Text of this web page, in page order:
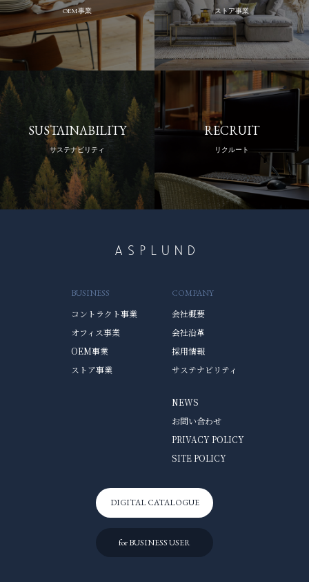
OEM事業 ストア事業
SUSTAINABILITY
サステナビリティ
RECRUIT
リクルート
BUSINESS
コントラクト事業
オフィス事業
OEM事業
ストア事業
COMPANY
会社概要
会社沿革
採用情報
サステナビリティ
NEWS
お問い合わせ
PRIVACY POLICY
SITE POLICY
DIGITAL CATALOGUE
for BUSINESS USER